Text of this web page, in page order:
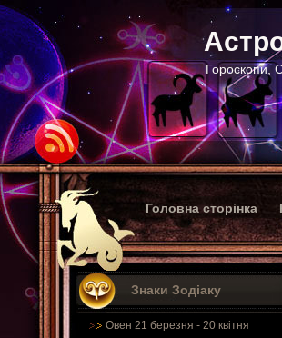
Гороскопи,
Головна сторінка
Знаки Зодіаку
Овен 21 березня - 20 квітня